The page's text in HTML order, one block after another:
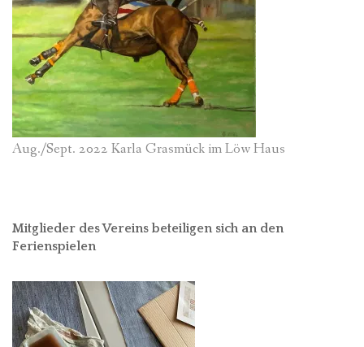
Aug./Sept. 2022 Karla Grasmück im Löw Haus
Mitglieder des Vereins beteiligen sich an den
Ferienspielen